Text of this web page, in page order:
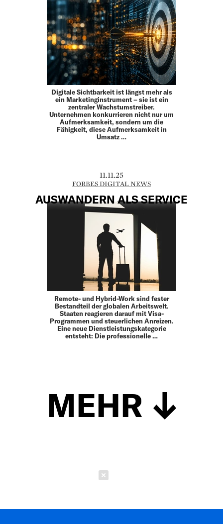
Digitale Sichtbarkeit ist längst mehr als
ein Marketinginstrument – sie ist ein
zentraler Wachstumstreiber.
Unternehmen konkurrieren nicht nur um
Aufmerksamkeit, sondern um die
Fähigkeit, diese Aufmerksamkeit in
Umsatz …
11.11.25
FORBES DIGITAL NEWS
AUSWANDERN ALS SERVICE
Remote- und Hybrid-Work sind fester
Bestandteil der globalen Arbeitswelt.
Staaten reagieren darauf mit Visa-
Programmen und steuerlichen Anreizen.
Eine neue Dienstleistungskategorie
entsteht: Die professionelle …
MEHR